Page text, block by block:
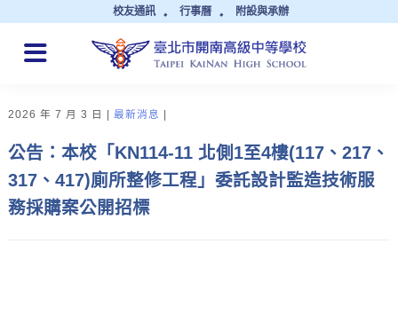
校友通訊 行事曆 附設與承辦
QUICK LINKS
2026 年 7 月 3 日 最新消息
公告：本校「KN114-11 北側1至4樓(117、217、
317、417)廁所整修工程」委託設計監造技術服
務採購案公開招標